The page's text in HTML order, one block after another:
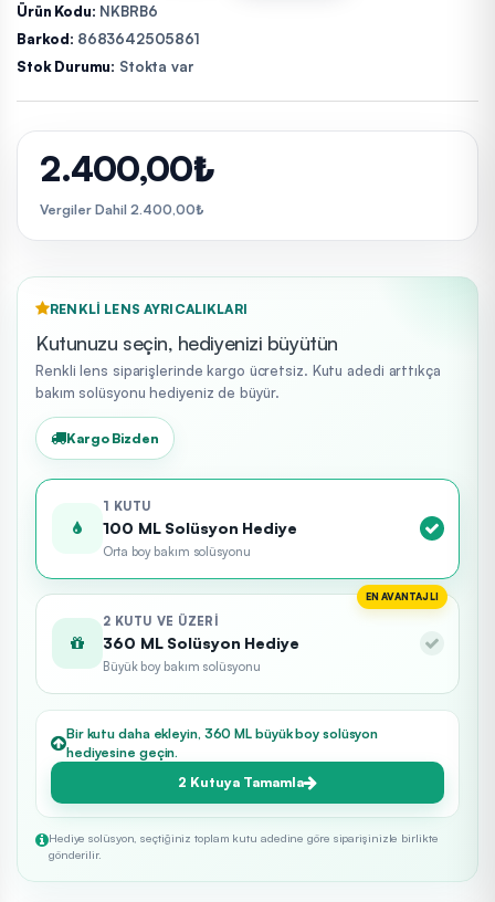
Ürün Kodu: NKBRB6
Barkod: 8683642505861
Stok Durumu: Stokta var
2.400,00₺
Vergiler Dahil 2.400,00₺
RENKLI LENS AYRICALIKLARI
Kutunuzu seçin, hediyenizi büyütün
Renkli lens siparişlerinde kargo ücretsiz. Kutu adedi arttıkça
bakım solüsyonu hediyeniz de büyür.
Kargo Bizden
1 KUTU
100 ML Solüsyon Hediye
Orta boy bakım solüsyonu
EN AVANTAJLI
2 KUTU VE ÜZERI
360 ML Solüsyon Hediye
Büyük boy bakım solüsyonu
Bir kutu daha ekleyin, 360 ML büyük boy solüsyon
hediyesine geçin.
2 Kutuya Tamamla
Hediye solüsyon, seçtiğiniz toplam kutu adedine göre siparişinizle birlikte
gönderilir.